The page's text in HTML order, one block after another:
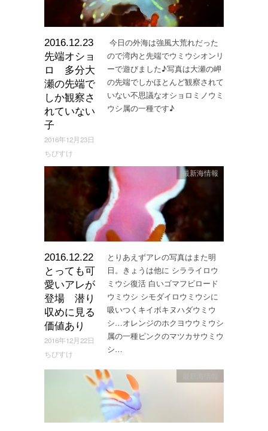
2016.12.23
先端オショ
ロ 多分大
瀬の先端で
しか観察さ
れていない
子
2016年12月23日
ちびすけ
今日の外海は強風大荒れだった
ので湾内と先端でウミウシオンリ
ーで遊びました♪写真は大瀬の岬
の先端でしかほとんど観察されて
いない不思議なオショロミノウミ
ウシ属の一種です♪
2016.12.22
とっても可
愛いアレが
登場 潜り
収めに見る
価値あり
2016年12月22日
ちびすけ
最新海情報
とりあえずアレの写真はまた明
日。きょうは他に シラライロウ
ミウシ復活 白いゴマフビロード
ウミウシ シモダイロウミウシに
吸いつくキイボキヌハダウミウ
シ…オレンジのホクヨウウミウシ
属の一種ピンクのマツカサウミウ
シ…